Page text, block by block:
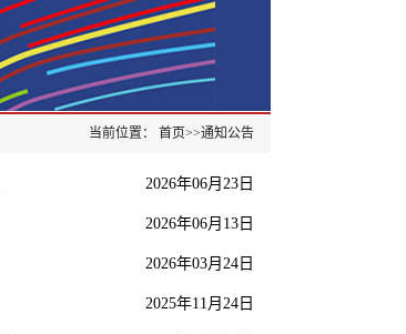
当前位置： 首页>>通知公告
2026年06月23日
2026年06月13日
2026年03月24日
2025年11月24日